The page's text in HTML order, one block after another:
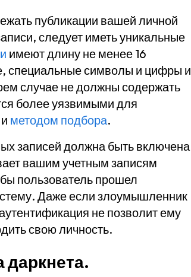
публикации вашей личной
следует иметь уникальные
имеют длину не менее 16
специальные символы и цифры и
случае не должны содержать
более уязвимыми для
и методом подбора.
записей должна быть включена
вашим учетным записям
пользователь прошел
Даже если злоумышленник
не позволит ему
свою личность.